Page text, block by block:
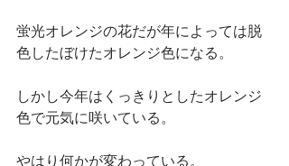
蛍光オレンジの花だが年によっては脱
色したぼけたオレンジ色になる。
しかし今年はくっきりとしたオレンジ
色で元気に咲いている。
やはり何かが変わっている。